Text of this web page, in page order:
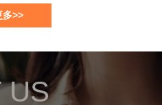
多>>
US